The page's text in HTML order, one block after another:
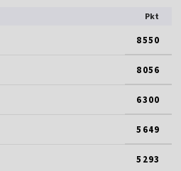
Pkt
8550
8056
6300
5649
5293